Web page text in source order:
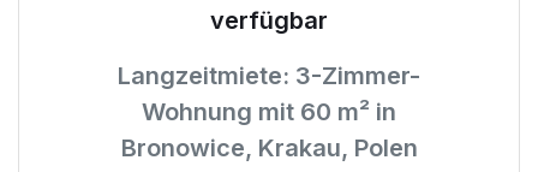
verfügbar
Langzeitmiete: 3-Zimmer-
Wohnung mit 60 m² in
Bronowice, Krakau, Polen